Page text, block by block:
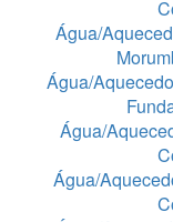
Água/
Água/
Água/
Água/